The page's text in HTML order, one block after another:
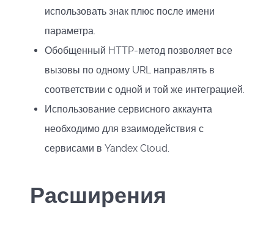
использовать знак плюс после имени
параметра.
Обобщенный HTTP-метод позволяет все
вызовы по одному URL направлять в
соответствии с одной и той же интеграцией.
Использование сервисного аккаунта
необходимо для взаимодействия с
сервисами в Yandex Cloud.
Расширения